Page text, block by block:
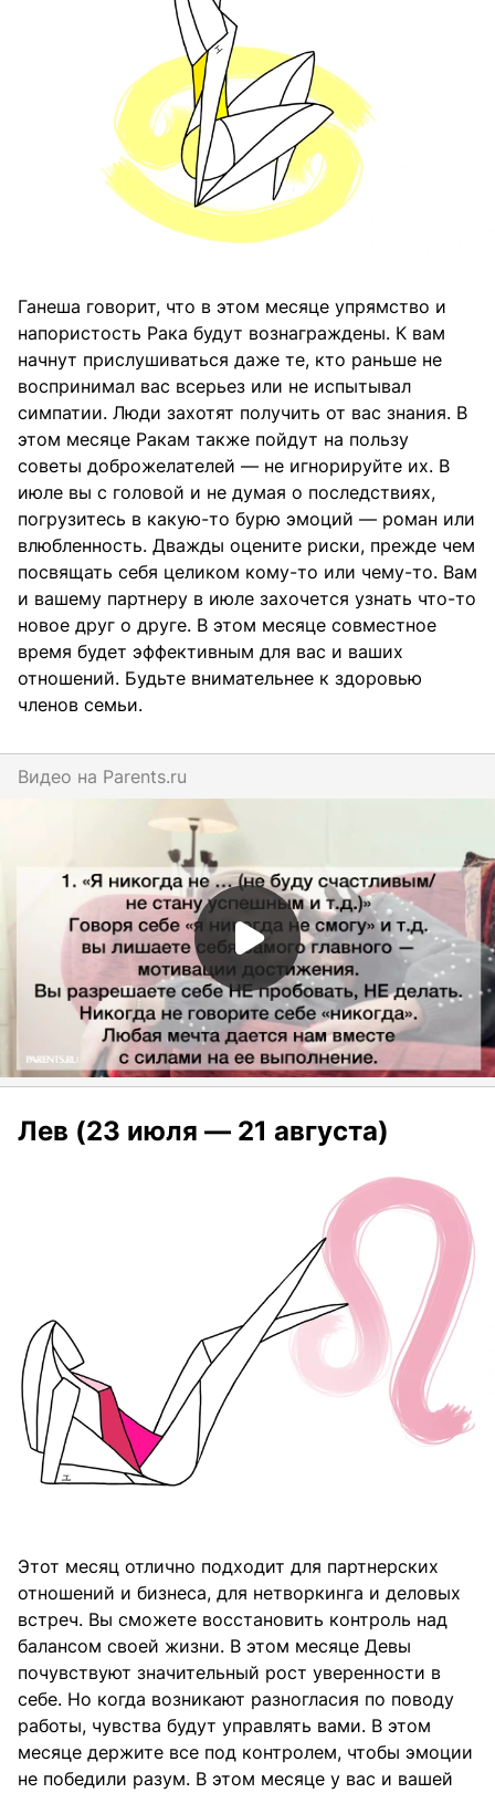
Ганеша говорит, что в этом месяце упрямство и
напористость Рака будут вознаграждены. К вам
начнут прислушиваться даже те, кто раньше не
воспринимал вас всерьез или не испытывал
симпатии. Люди захотят получить от вас знания. В
этом месяце Ракам также пойдут на пользу
советы доброжелателей — не игнорируйте их. В
июле вы с головой и не думая о последствиях,
погрузитесь в какую-то бурю эмоций — роман или
влюбленность. Дважды оцените риски, прежде чем
посвящать себя целиком кому-то или чему-то. Вам
и вашему партнеру в июле захочется узнать что-то
новое друг о друге. В этом месяце совместное
время будет эффективным для вас и ваших
отношений. Будьте внимательнее к здоровью
членов семьи.
Видео на parents.ru
Лев (23 июля — 21 августа)
Этот месяц отлично подходит для партнерских
отношений и бизнеса, для нетворкинга и деловых
встреч. Вы сможете восстановить контроль над
балансом своей жизни. В этом месяце Девы
почувствуют значительный рост уверенности в
себе. Но когда возникают разногласия по поводу
работы, чувства будут управлять вами. В этом
месяце держите все под контролем, чтобы эмоции
не победили разум. В этом месяце у вас и вашей